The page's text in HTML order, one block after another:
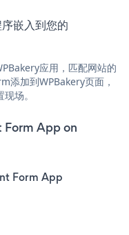
嵌入到您的
应用，匹配网站的
添加到WPBakery页面，
场。
Form App on
Form App